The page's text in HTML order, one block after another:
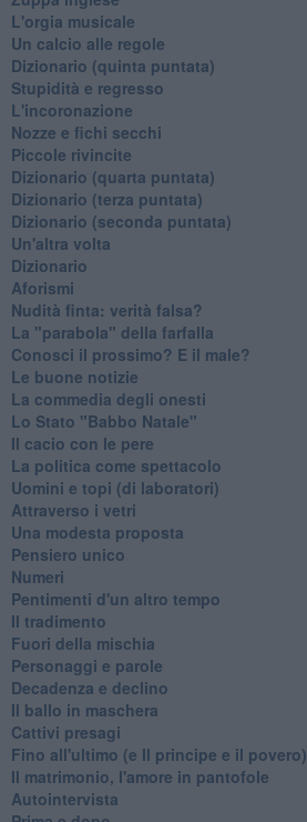
L'orgia musicale
Un calcio alle regole
Dizionario (quinta puntata)
Stupidità e regresso
L'incoronazione
Nozze e fichi secchi
Piccole rivincite
​Dizionario (quarta puntata)
​Dizionario (terza puntata)
​Dizionario (seconda puntata)
Un'altra volta
Dizionario
Aforismi
Nudità finta: verità falsa?
La "parabola" della farfalla
Conosci il prossimo? E il male?
Le buone notizie
La commedia degli onesti
Lo Stato "Babbo Natale"
Il cacio con le pere
La politica come spettacolo
Uomini e topi (di laboratori)
Attraverso i vetri
Una modesta proposta
Pensiero unico
Numeri
Pentimenti d'un altro tempo
Il tradimento
Fuori della mischia
Personaggi e parole
Decadenza e declino
Il ballo in maschera
Cattivi presagi
Fino all'ultimo (e Il principe e il povero)
Il matrimonio, l'amore in pantofole
Autointervista